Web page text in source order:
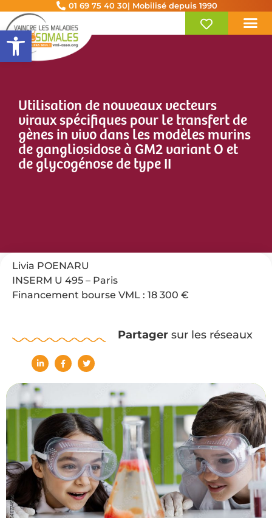
Ouvrir la barre d’outils
01 69 75 40 30| Mobilisé depuis 1990
Utilisation de nouveaux vecteurs
viraux spécifiques pour le transfert de
gènes in vivo dans les modèles murins
de gangliosidose à GM2 variant O et
de glycogénose de type II
Livia POENARU
INSERM U 495 – Paris
Financement bourse VML : 18 300 €
Partagersur les réseaux